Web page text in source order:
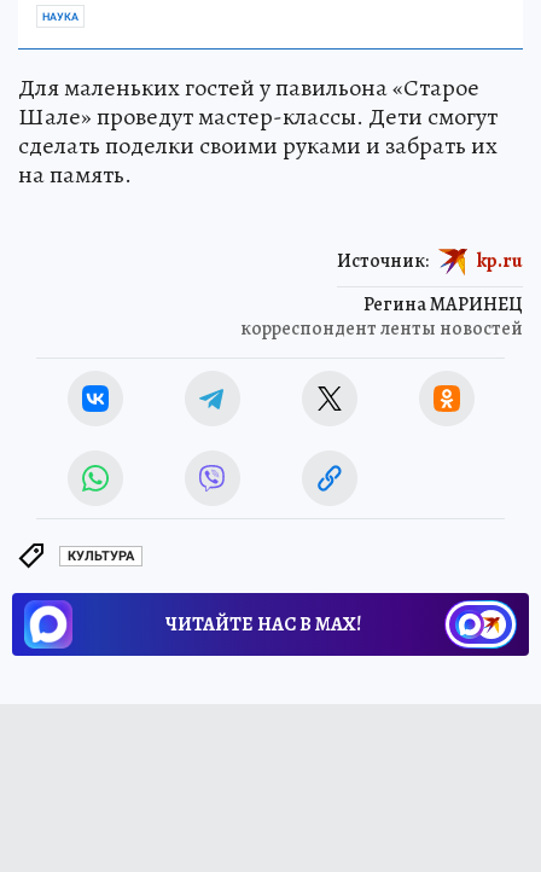
НАУКА
Для маленьких гостей у павильона «Старое
Шале» проведут мастер-классы. Дети смогут
сделать поделки своими руками и забрать их
на память.
Регина МАРИНЕЦ
корреспондент ленты новостей
Источник: kp.ru
КУЛЬТУРА
ЧИТАЙТЕ НАС В МАХ!